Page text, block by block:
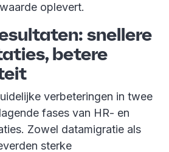
oplevert.
snellere
betere
verbeteringen in twee
fases van HR- en
Zowel datamigratie als
sterke